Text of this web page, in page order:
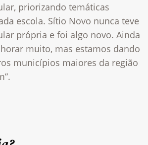
priorizando temáticas
escola. Sítio Novo nunca teve
própria e foi algo novo. Ainda
muito, mas estamos dando
municípios maiores da região